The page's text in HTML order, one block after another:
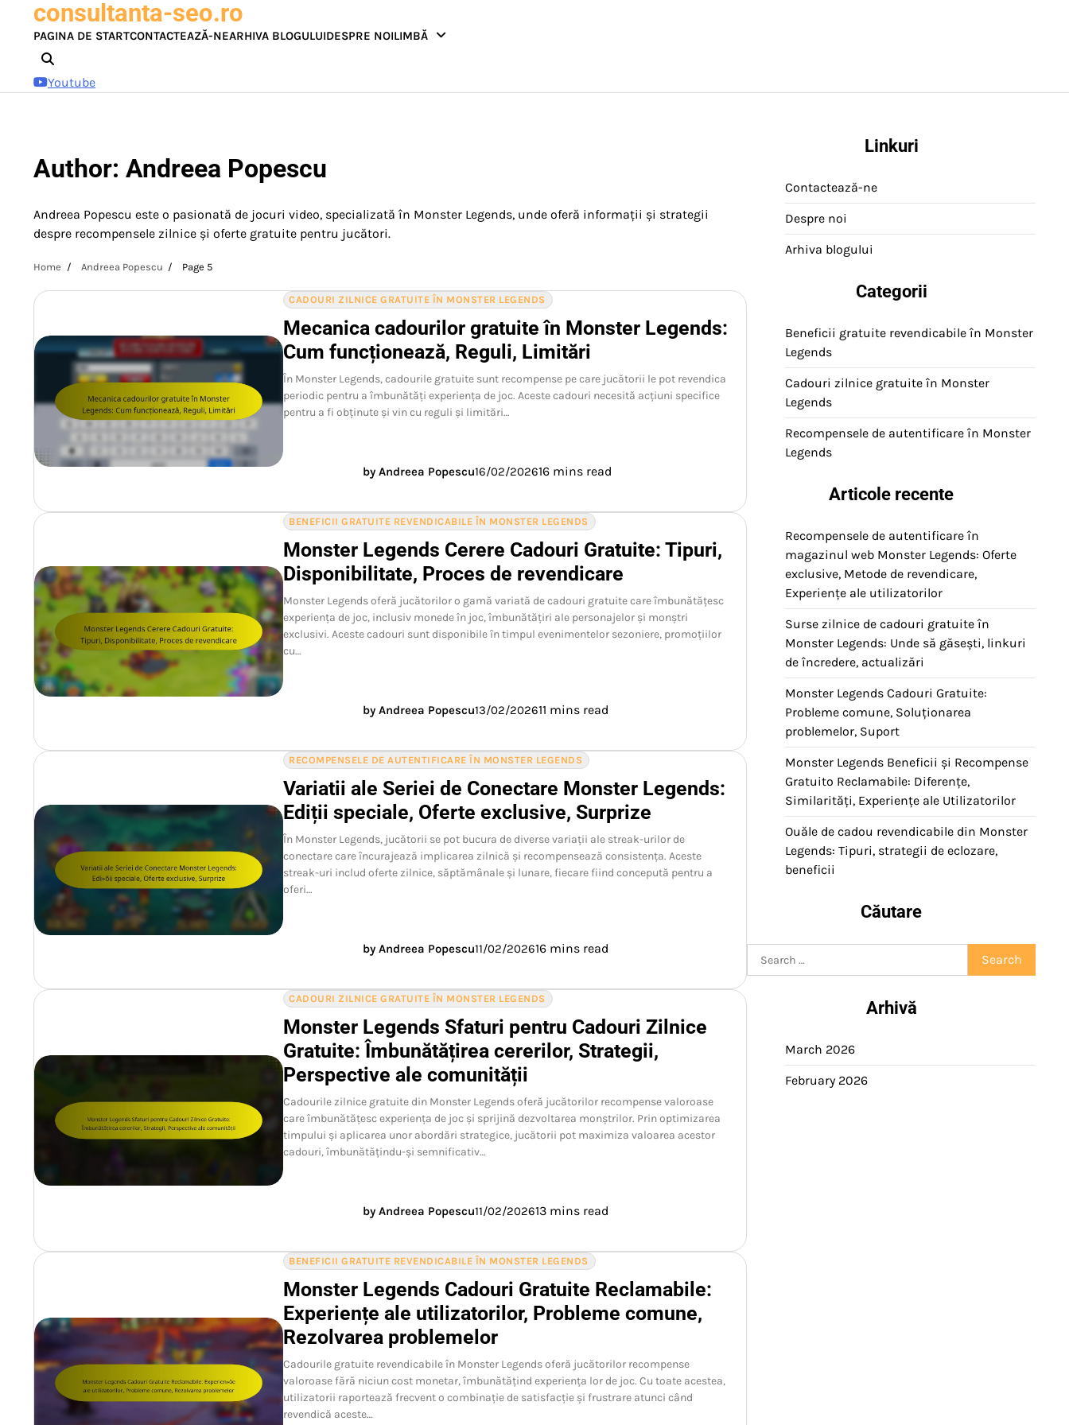
consultanta-seo.ro
PAGINA DE STARTCONTACTEAZĂ-NEARHIVA BLOGULUIDESPRE NOILIMBĂ
Youtube
Author: Andreea Popescu
Andreea Popescu este o pasionată de jocuri video, specializată în Monster Legends, unde oferă informații și strategii
despre recompensele zilnice și oferte gratuite pentru jucători.
Home Andreea Popescu Page 5
CADOURI ZILNICE GRATUITE ÎN MONSTER LEGENDS
Mecanica cadourilor gratuite în Monster Legends:
Cum funcționează, Reguli, Limitări
În Monster Legends, cadourile gratuite sunt recompense pe care jucătorii le pot revendica
periodic pentru a îmbunătăți experiența de joc. Aceste cadouri necesită acțiuni specifice
pentru a fi obținute și vin cu reguli și limitări…
by Andreea Popescu16/02/202616 mins read
BENEFICII GRATUITE REVENDICABILE ÎN MONSTER LEGENDS
Monster Legends Cerere Cadouri Gratuite: Tipuri,
Disponibilitate, Proces de revendicare
Monster Legends oferă jucătorilor o gamă variată de cadouri gratuite care îmbunătățesc
experiența de joc, inclusiv monede în joc, îmbunătățiri ale personajelor și monștri
exclusivi. Aceste cadouri sunt disponibile în timpul evenimentelor sezoniere, promoțiilor
cu…
by Andreea Popescu13/02/202611 mins read
RECOMPENSELE DE AUTENTIFICARE ÎN MONSTER LEGENDS
Variatii ale Seriei de Conectare Monster Legends:
Ediții speciale, Oferte exclusive, Surprize
În Monster Legends, jucătorii se pot bucura de diverse variații ale streak-urilor de
conectare care încurajează implicarea zilnică și recompensează consistența. Aceste
streak-uri includ oferte zilnice, săptămânale și lunare, fiecare fiind concepută pentru a
oferi…
by Andreea Popescu11/02/202616 mins read
CADOURI ZILNICE GRATUITE ÎN MONSTER LEGENDS
Monster Legends Sfaturi pentru Cadouri Zilnice
Gratuite: Îmbunătățirea cererilor, Strategii,
Perspective ale comunității
Cadourile zilnice gratuite din Monster Legends oferă jucătorilor recompense valoroase
care îmbunătățesc experiența de joc și sprijină dezvoltarea monștrilor. Prin optimizarea
timpului și aplicarea unor abordări strategice, jucătorii pot maximiza valoarea acestor
cadouri, îmbunătățindu-și semnificativ…
by Andreea Popescu11/02/202613 mins read
BENEFICII GRATUITE REVENDICABILE ÎN MONSTER LEGENDS
Monster Legends Cadouri Gratuite Reclamabile:
Experiențe ale utilizatorilor, Probleme comune,
Rezolvarea problemelor
Cadourile gratuite revendicabile în Monster Legends oferă jucătorilor recompense
valoroase fără niciun cost monetar, îmbunătățind experiența lor de joc. Cu toate acestea,
utilizatorii raportează frecvent o combinație de satisfacție și frustrare atunci când
revendică aceste…
Linkuri
Contactează-ne
Despre noi
Arhiva blogului
Categorii
Beneficii gratuite revendicabile în Monster
Legends
Cadouri zilnice gratuite în Monster
Legends
Recompensele de autentificare în Monster
Legends
Articole recente
Recompensele de autentificare în
magazinul web Monster Legends: Oferte
exclusive, Metode de revendicare,
Experiențe ale utilizatorilor
Surse zilnice de cadouri gratuite în
Monster Legends: Unde să găsești, linkuri
de încredere, actualizări
Monster Legends Cadouri Gratuite:
Probleme comune, Soluționarea
problemelor, Suport
Monster Legends Beneficii și Recompense
Gratuito Reclamabile: Diferențe,
Similarități, Experiențe ale Utilizatorilor
Ouăle de cadou revendicabile din Monster
Legends: Tipuri, strategii de eclozare,
beneficii
Căutare
for:
Arhivă
March 2026
February 2026